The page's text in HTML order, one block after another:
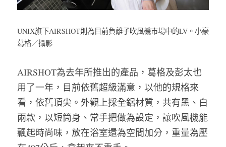
UNIX旗下AIRSHOT則為目前負離子吹風機市場中的LV。小豪
葛格／攝影
AIRSHOT為去年所推出的產品，葛格及彭太也
用了一年，目前依舊超級滿意，以他的規格來
看，依舊頂尖。外觀上採全鋁材質，共有黑、白
兩款，以短筒身、常手把做為設定，讓吹風機能
飄起時尚味，放在浴室還為空間加分，重量為壓